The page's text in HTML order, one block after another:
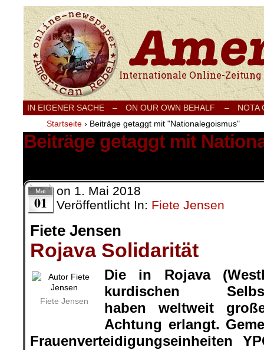
Internationale Onlinezeitung für Frieden,
IN EIGENER SACHE – ON OUR OWN BEHALF –
NOTA
Startseite › Beiträge getaggt mit "Nationalegoismus"
Beiträge getaggt mit
Mai
01
on 1. Mai 2018
Veröffentlicht In: Fiete Jensen
Fiete Jensen
Rojava Solidarität
Fiete Jensen
Die in Rojava
kurdischen
haben weltweit
Achtung erlangt.
Frauenverteidigungseinheiten